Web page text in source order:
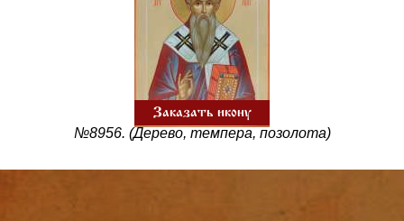
Заказать икону
№8956. (Дерево, темпера, позолота)